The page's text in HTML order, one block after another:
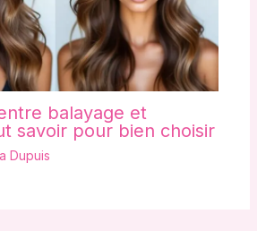
balayage et
savoir pour bien choisir
Dupuis